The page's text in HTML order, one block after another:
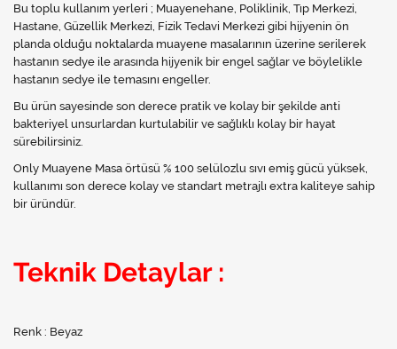
Bu toplu kullanım yerleri ; Muayenehane, Poliklinik, Tıp Merkezi,
Hastane, Güzellik Merkezi, Fizik Tedavi Merkezi gibi hijyenin ön
planda olduğu noktalarda muayene masalarının üzerine serilerek
hastanın sedye ile arasında hijyenik bir engel sağlar ve böylelikle
hastanın sedye ile temasını engeller.
Bu ürün sayesinde son derece pratik ve kolay bir şekilde anti
bakteriyel unsurlardan kurtulabilir ve sağlıklı kolay bir hayat
sürebilirsiniz.
Only Muayene Masa örtüsü % 100 selülozlu sıvı emiş gücü yüksek,
kullanımı son derece kolay ve standart metrajlı extra kaliteye sahip
bir üründür.
Teknik Detaylar :
Renk : Beyaz